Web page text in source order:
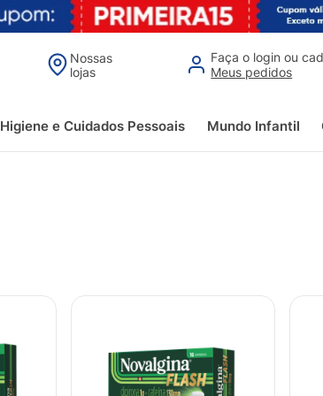
Nossas
lojas
Faça o login ou
Meus pedidos
Higiene e Cuidados Pessoais Mundo Infantil